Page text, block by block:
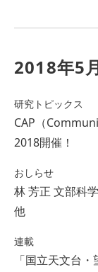
2018年5
研究トピックス
CAP（
2018開催！
おしらせ
林 芳正 文部科
他
連載
「国立天文台